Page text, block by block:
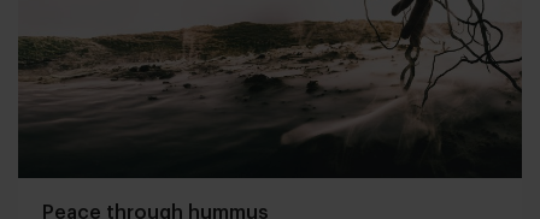
Peace through hummus